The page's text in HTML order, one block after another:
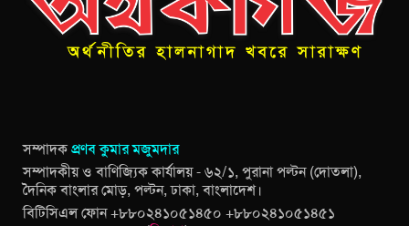
সম্পাদকপ্রণব কুমার মজুমদার
সম্পাদকীয় ও বাণিজ্যিক কার্যালয় - ৬২/১, পুরানা পল্টন (দোতলা),
দৈনিক বাংলার মোড়, পল্টন, ঢাকা, বাংলাদেশ।
বিটিসিএল ফোন +৮৮০২৪১০৫১৪৫০ +৮৮০২৪১০৫১৪৫১